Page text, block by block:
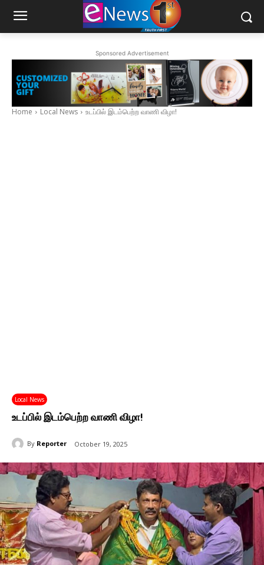
Sponsored Advertisement
Home Local News உடப்பில் இடம்பெற்ற வாணி விழா!
Local News
உடப்பில் இடம்பெற்ற வாணி விழா!
By Reporter October 19, 2025